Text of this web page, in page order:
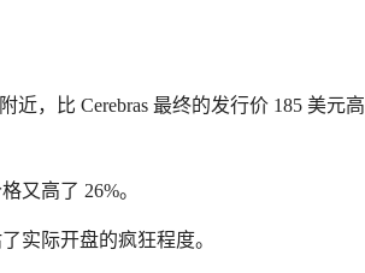
近，比 Cerebras 最终的发行价 185 美元高
又高了 26%。
实际开盘的疯狂程度。